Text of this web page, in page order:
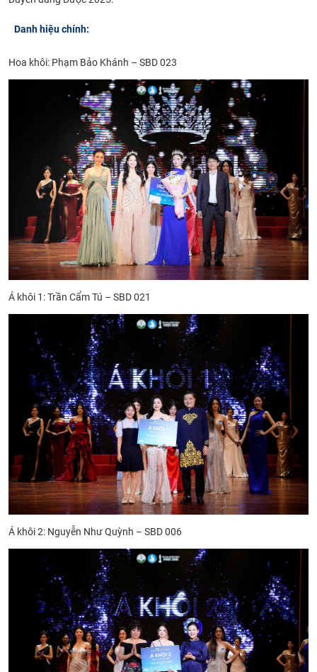
Danh hiệu chính:
Hoa khôi: Phạm Bảo Khánh – SBD 023
Á khôi 1: Trần Cẩm Tú – SBD 021
Á khôi 2: Nguyễn Như Quỳnh – SBD 006